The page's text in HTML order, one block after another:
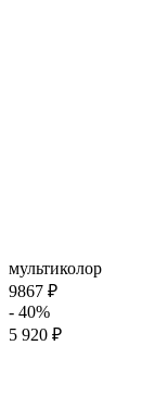
мультиколор
9867 ₽
- 40%
5 920 ₽